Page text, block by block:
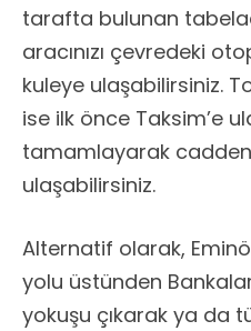
tarafta bulunan
aracınızı çevredeki
kuleye ulaşabilirsiniz.
ise ilk önce Taksim’e
tamamlayarak
ulaşabilirsiniz.
Alternatif olarak,
yolu üstünden
yokuşu çıkarak ya da